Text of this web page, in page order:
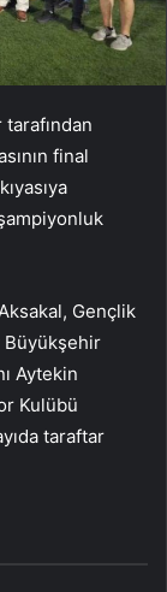
final
Gençlik
Büyükşehir
Aytekin
Kulübü
taraftar